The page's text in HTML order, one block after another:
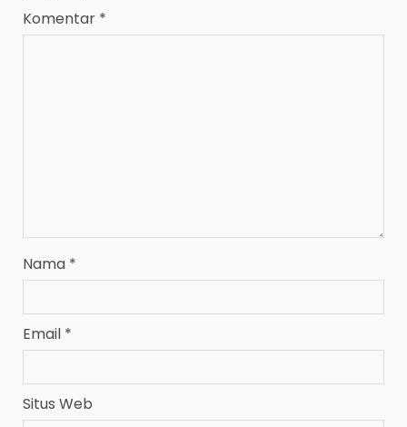
Komentar *
Nama *
Email *
Situs Web